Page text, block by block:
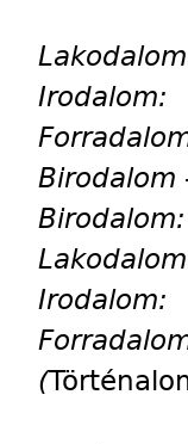
Irodalom:
Birodalom
Birodalom:
Irodalom:
(